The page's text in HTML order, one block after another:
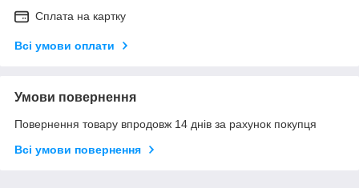
Сплата на картку
Всі умови оплати
Умови повернення
Повернення товару впродовж 14 днів за рахунок покупця
Всі умови повернення